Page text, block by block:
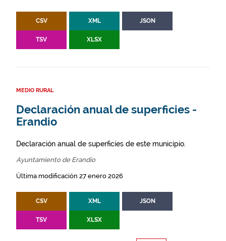
CSV XML JSON
TSV XLSX
MEDIO RURAL
Declaración anual de superficies -
Erandio
Declaración anual de superficies de este municipio.
Ayuntamiento de Erandio
Última modificación 27 enero 2026
CSV XML JSON
TSV XLSX